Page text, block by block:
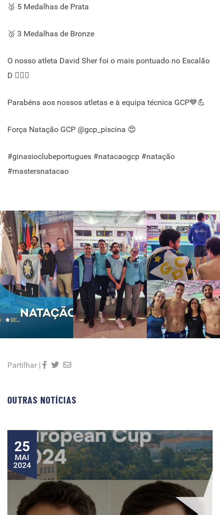
🥈 5 Medalhas de Prata
🥉 3 Medalhas de Bronze
O nosso atleta David Sher foi o mais pontuado no Escalão
D 🏊‍♂️🙌
Parabéns aos nossos atletas e à equipa técnica GCP💙💪
Força Natação GCP @gcp_piscina 😍
#ginasioclubeportugues #natacaogcp #natação
#mastersnatacao
Partilhar |
OUTRAS NOTÍCIAS
25
MAI
2024